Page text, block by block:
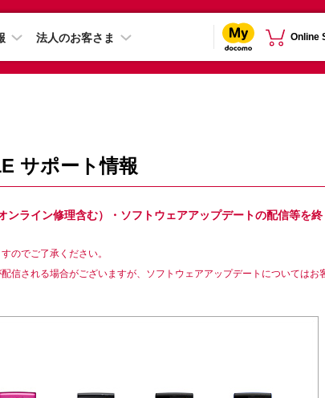
法人のお客さま Online
サポート情報
ライン修理含む）・ソフトウェアアップデートの配信等を終
のでご了承ください。
信される場合がございますが、ソフトウェアアップデートについてはお